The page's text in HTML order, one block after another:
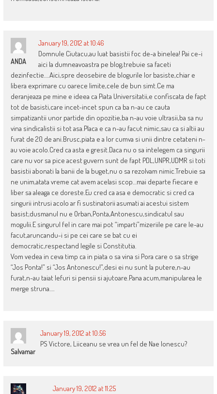
ANDA
January 19, 2012 at 10:46
Domnule Ciutacu,au luat basistii foc de-a binelea! Pai ce-i
aici la dumneavoastra pe blog,trebuie sa faceti
dezinfectie….Aici,spre deosebire de blogurile lor basiste,chiar e
libera exprimare cu oarece limite,cele de bun simt.Ce ma
deranjeaza pe mine e ideea ca Piata Universitatii,e confiscata de fapt
tot de basisti,care incet-incet spun ca ba n-au ce cauta
simpatizantii unor partide din opozitie,ba n-au voie ultrasii,ba sa nu
vina sindicalistii si tot asa.Placa e ca n-au facut nimic,sau ca si altii au
furat de 20 de ani.Brusc,piata e a lor cumva si unii dintre cetateni n-
au voie acolo.Cred ca asta e gresit.Daca nu o sa intelegem ca singurii
care nu vor sa pice acest guvern sunt de fapt PDL,UNPR,UDMR si toti
basistii abonati la banii de la buget,nu o sa rezolvam nimic.Trebuie sa
ne unim,atata vreme cat avem acelasi scop…mai departe fiecare e
liber sa aleaga ce doreste.Eu cred ca asa e democratic si cred ca
singurii intrusi acolo ar fi sustinatorii asumati ai acestui sistem
basist;dusmanul nu e Orban,Ponta,Antonescu,sindicatul sau
mogulii.E singurul fel in care mai pot “imparti”mizeriile pe care le-au
facut,aruncandu-i si pe cei care se bat cu ei
democratic,respectand legile si Constitutia.
Vom vedea in ceva timp ca in piata o sa vina si Pora care o sa strige
“Jos Ponta!” si “Jos Antonescu!”,desi ei nu sunt la putere,n-au
furat,n-au taiat lefuri si pensii si ajutoare.Pana acum,manipularea le
merge struna….
Salvamar
January 19, 2012 at 10:56
PS Victore, Liiceanu se vrea un fel de Nae Ionescu?
January 19, 2012 at 11:25